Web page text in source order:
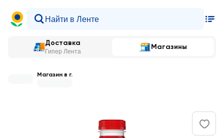
Доставка
Гипер Лента
Магазины
Магазин в г.